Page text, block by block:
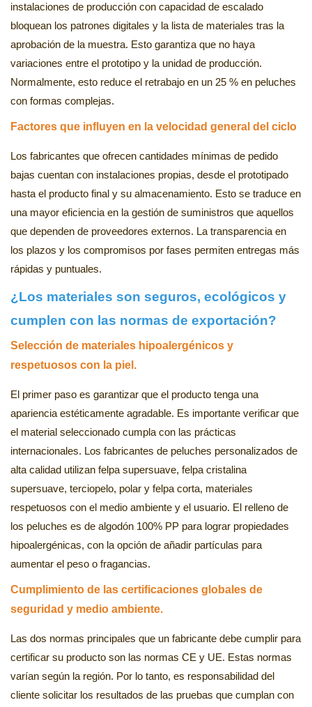
instalaciones de producción con capacidad de escalado
bloquean los patrones digitales y la lista de materiales tras la
aprobación de la muestra. Esto garantiza que no haya
variaciones entre el prototipo y la unidad de producción.
Normalmente, esto reduce el retrabajo en un 25 % en peluches
con formas complejas.
Factores que influyen en la velocidad general del ciclo
Los fabricantes que ofrecen cantidades mínimas de pedido
bajas cuentan con instalaciones propias, desde el prototipado
hasta el producto final y su almacenamiento. Esto se traduce en
una mayor eficiencia en la gestión de suministros que aquellos
que dependen de proveedores externos. La transparencia en
los plazos y los compromisos por fases permiten entregas más
rápidas y puntuales.
¿Los materiales son seguros, ecológicos y
cumplen con las normas de exportación?
Selección de materiales hipoalergénicos y
respetuosos con la piel.
El primer paso es garantizar que el producto tenga una
apariencia estéticamente agradable. Es importante verificar que
el material seleccionado cumpla con las prácticas
internacionales. Los fabricantes de peluches personalizados de
alta calidad utilizan felpa supersuave, felpa cristalina
supersuave, terciopelo, polar y felpa corta, materiales
respetuosos con el medio ambiente y el usuario. El relleno de
los peluches es de algodón 100% PP para lograr propiedades
hipoalergénicas, con la opción de añadir partículas para
aumentar el peso o fragancias.
Cumplimiento de las certificaciones globales de
seguridad y medio ambiente.
Las dos normas principales que un fabricante debe cumplir para
certificar su producto son las normas CE y UE. Estas normas
varían según la región. Por lo tanto, es responsabilidad del
cliente solicitar los resultados de las pruebas que cumplan con